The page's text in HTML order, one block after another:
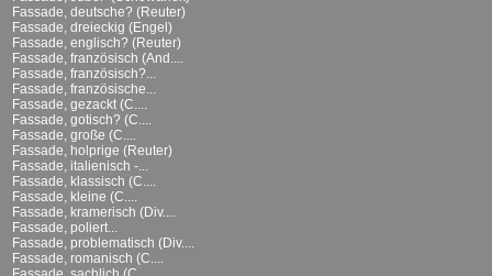
Fassade, deutsche? (Reuter)
Fassade, dreieckig (Engel)
Fassade, englisch? (Reuter)
Fassade, französisch (And....
Fassade, französisch?...
Fassade, französische...
Fassade, gezackt (C....
Fassade, gotisch? (C....
Fassade, große (C....
Fassade, holprige (Reuter)
Fassade, italienisch -...
Fassade, klassisch (C....
Fassade, kleine (C....
Fassade, kramerisch (Div....
Fassade, poliert...
Fassade, problematisch (Div....
Fassade, romanisch (C....